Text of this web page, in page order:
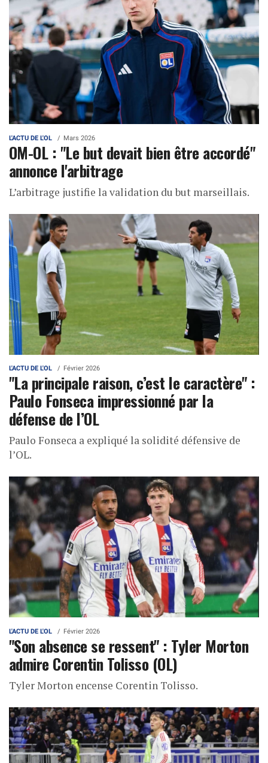
L'ACTU DE L'OL Mars 2026
OM-OL : "Le but devait bien être accordé"
annonce l'arbitrage
L’arbitrage justifie la validation du but marseillais.
L'ACTU DE L'OL Février 2026
"La principale raison, c’est le caractère" :
Paulo Fonseca impressionné par la
défense de l’OL
Paulo Fonseca a expliqué la solidité défensive de
l’OL.
L'ACTU DE L'OL Février 2026
"Son absence se ressent" : Tyler Morton
admire Corentin Tolisso (OL)
Tyler Morton encense Corentin Tolisso.